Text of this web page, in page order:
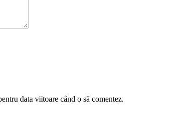
data viitoare când o să comentez.